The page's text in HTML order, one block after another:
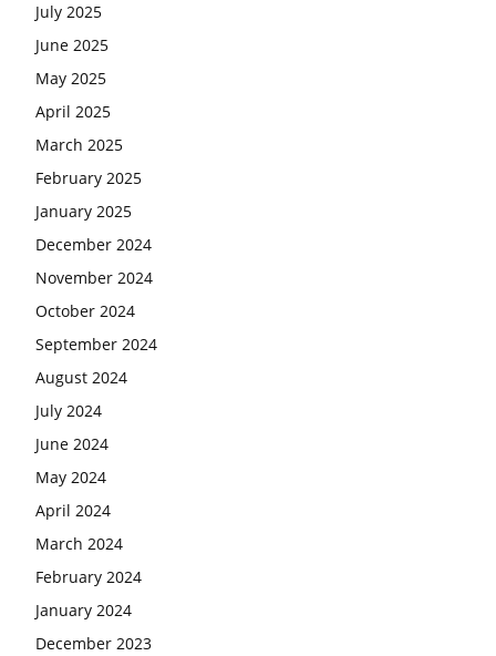
July 2025
June 2025
May 2025
April 2025
March 2025
February 2025
January 2025
December 2024
November 2024
October 2024
September 2024
August 2024
July 2024
June 2024
May 2024
April 2024
March 2024
February 2024
January 2024
December 2023